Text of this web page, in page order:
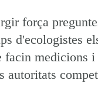
força
d'ecologistes
facin medicions
autoritats